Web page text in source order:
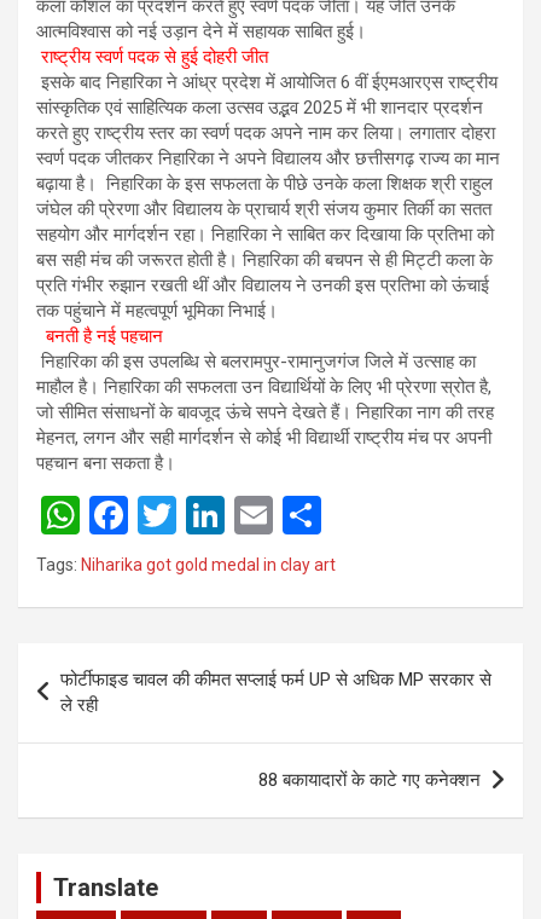
कला कौशल का प्रदर्शन करते हुए स्वर्ण पदक जीता। यह जीत उनके
आत्मविश्वास को नई उड़ान देने में सहायक साबित हुई।
राष्ट्रीय स्वर्ण पदक से हुई दोहरी जीत
इसके बाद निहारिका ने आंध्र प्रदेश में आयोजित 6 वीं ईएमआरएस राष्ट्रीय
सांस्कृतिक एवं साहित्यिक कला उत्सव उद्भव 2025 में भी शानदार प्रदर्शन
करते हुए राष्ट्रीय स्तर का स्वर्ण पदक अपने नाम कर लिया। लगातार दोहरा
स्वर्ण पदक जीतकर निहारिका ने अपने विद्यालय और छत्तीसगढ़ राज्य का मान
बढ़ाया है। निहारिका के इस सफलता के पीछे उनके कला शिक्षक श्री राहुल
जंघेल की प्रेरणा और विद्यालय के प्राचार्य श्री संजय कुमार तिर्की का सतत
सहयोग और मार्गदर्शन रहा। निहारिका ने साबित कर दिखाया कि प्रतिभा को
बस सही मंच की जरूरत होती है। निहारिका की बचपन से ही मिट्टी कला के
प्रति गंभीर रुझान रखती थीं और विद्यालय ने उनकी इस प्रतिभा को ऊंचाई
तक पहुंचाने में महत्वपूर्ण भूमिका निभाई।
बनती है नई पहचान
निहारिका की इस उपलब्धि से बलरामपुर-रामानुजगंज जिले में उत्साह का
माहौल है। निहारिका की सफलता उन विद्यार्थियों के लिए भी प्रेरणा स्रोत है,
जो सीमित संसाधनों के बावजूद ऊंचे सपने देखते हैं। निहारिका नाग की तरह
मेहनत, लगन और सही मार्गदर्शन से कोई भी विद्यार्थी राष्ट्रीय मंच पर अपनी
पहचान बना सकता है।
W
h
A
p
p
F
a
o
k
T
wi
Li
n
n
E
m h
Tags: Niharika got gold medal in clay art
Post
navigation
फोर्टीफाइड चावल की कीमत सप्लाई फर्म UP से अधिक MP सरकार से
ले रही
88 बकायादारों के काटे गए कनेक्शन
Translate